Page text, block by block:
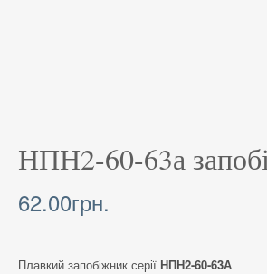
НПН2-60-63а
62.00грн.
Плавкий запобіжник серії НПН2-60-63А